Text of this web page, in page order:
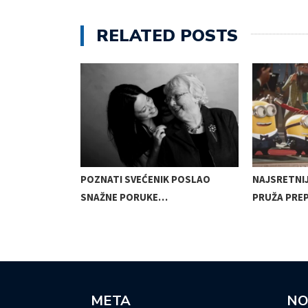
RELATED POSTS
POZNATI SVEĆENIK POSLAO
SNAŽNE PORUKE…
PRUŽA
META